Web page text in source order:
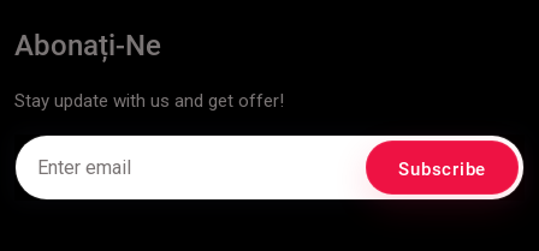
Abonați-Ne
Stay update with us and get offer!